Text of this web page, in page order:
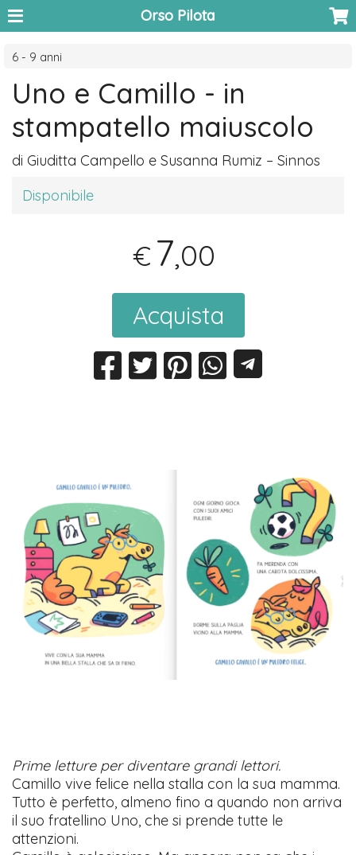
Orso Pilota
6 - 9 anni
Uno e Camillo - in
stampatello maiuscolo
di Giuditta Campello e Susanna Rumiz – Sinnos
Disponibile
€ 7,00
Acquista
Prime letture per diventare grandi lettori.
Camillo vive felice nella stalla con la sua mamma.
Tutto è perfetto, almeno fino a quando non arriva
il suo fratellino Uno, che si prende tutte le
attenzioni.